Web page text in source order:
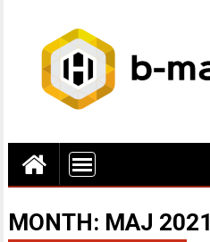
MONTH: MAJ 2021